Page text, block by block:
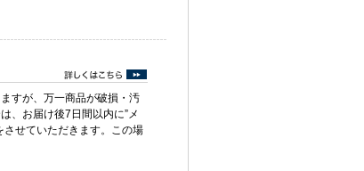
すが、万一商品が破損・汚
、お届け後7日間以内に”メ
させていただきます。この場